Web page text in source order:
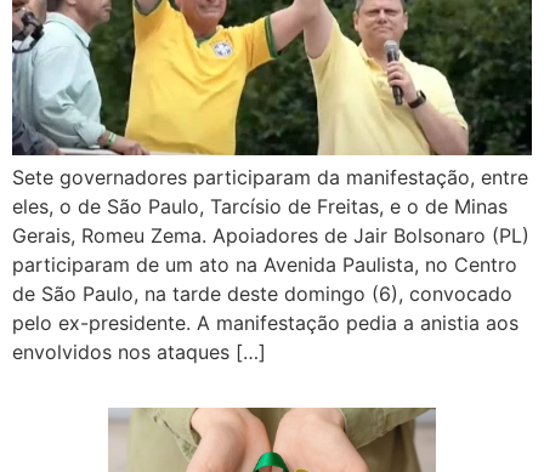
Sete governadores participaram da manifestação, entre
eles, o de São Paulo, Tarcísio de Freitas, e o de Minas
Gerais, Romeu Zema. Apoiadores de Jair Bolsonaro (PL)
participaram de um ato na Avenida Paulista, no Centro
de São Paulo, na tarde deste domingo (6), convocado
pelo ex-presidente. A manifestação pedia a anistia aos
envolvidos nos ataques […]